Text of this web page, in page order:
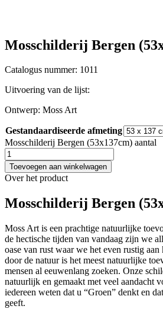
Mosschilderij Bergen
Catalogus nummer: 1011
Uitvoering van de lijst:
Ontwerp: Moss Art
Gestandaardiseerde afmeting
Mosschilderij Bergen (53x137cm) aantal
Toevoegen aan winkelwagen
Over het product
Mosschilderij Bergen
Moss Art is een prachtige natuurlijke
de hectische tijden van vandaag zijn we
oase van rust waar we het even rustig
door de natuur is het meest natuurlijke
mensen al eeuwenlang zoeken. Onze
natuurlijk en gemaakt met veel aandacht
iedereen weten dat u “Groen” denkt en
geeft.